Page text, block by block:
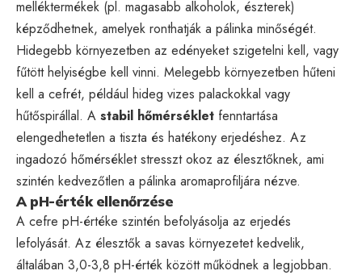
melléktermékek (pl. magasabb alkoholok, észterek)
képződhetnek, amelyek ronthatják a pálinka minőségét.
Hidegebb környezetben az edényeket szigetelni kell, vagy
fűtött helyiségbe kell vinni. Melegebb környezetben hűteni
kell a cefrét, például hideg vizes palackokkal vagy
hűtőspirállal. A stabil hőmérséklet fenntartása
elengedhetetlen a tiszta és hatékony erjedéshez. Az
ingadozó hőmérséklet stresszt okoz az élesztőknek, ami
szintén kedvezőtlen a pálinka aromaprofiljára nézve.
A pH-érték ellenőrzése
A cefre pH-értéke szintén befolyásolja az erjedés
lefolyását. Az élesztők a savas környezetet kedvelik,
általában 3,0-3,8 pH-érték között működnek a legjobban.